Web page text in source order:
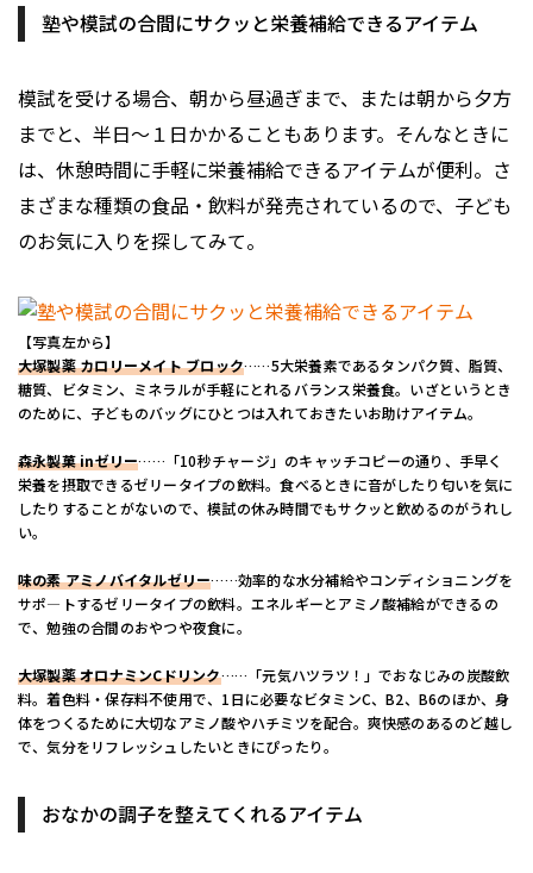
塾や模試の合間にサクッと栄養補給できるアイテム
模試を受ける場合、朝から昼過ぎまで、または朝から夕方
までと、半日～１日かかることもあります。そんなときに
は、休憩時間に手軽に栄養補給できるアイテムが便利。さ
まざまな種類の食品・飲料が発売されているので、子ども
のお気に入りを探してみて。
【写真左から】
大塚製薬 カロリーメイト ブロック……5大栄養素であるタンパク質、脂質、
糖質、ビタミン、ミネラルが手軽にとれるバランス栄養食。いざというとき
のために、子どものバッグにひとつは入れておきたいお助けアイテム。
森永製菓 inゼリー……「10秒チャージ」のキャッチコピーの通り、手早く
栄養を摂取できるゼリータイプの飲料。食べるときに音がしたり匂いを気に
したりすることがないので、模試の休み時間でもサクッと飲めるのがうれし
い。
味の素 アミノバイタルゼリー……効率的な水分補給やコンディショニングを
サポ―トするゼリータイプの飲料。エネルギーとアミノ酸補給ができるの
で、勉強の合間のおやつや夜食に。
大塚製薬 オロナミンCドリンク……「元気ハツラツ！」でおなじみの炭酸飲
料。着色料・保存料不使用で、1日に必要なビタミンC、B2、B6のほか、身
体をつくるために大切なアミノ酸やハチミツを配合。爽快感のあるのど越し
で、気分をリフレッシュしたいときにぴったり。
おなかの調子を整えてくれるアイテム